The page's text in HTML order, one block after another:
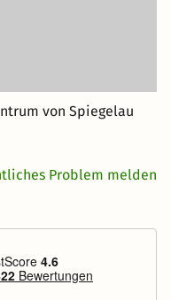
von Spiegelau
Problem melden